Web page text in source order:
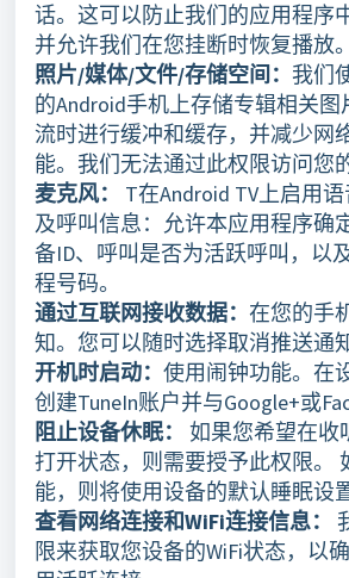
话。这可以防止我们的应用程序
并允许我们在您挂断时恢复播放。
照片/媒体/文件/存储空间： 我们
的Android手机上存储专辑相关
流时进行缓冲和缓存，并减少网
能。我们无法通过此权限访问您
麦克风：
T在Android TV上启用
及呼叫信息：允许本应用程序确
备ID、呼叫是否为活跃呼叫，以
程号码。
通过互联网接收数据： 在您的手
知。您可以随时选择取消推送通
开机时启动： 使用闹钟功能。在
创建TuneIn账户并与Google+或
阻止设备休眠：
如果您希望在收
打开状态，则需要授予此权限。
能，则将使用设备的默认睡眠设
查看网络连接和WiFi连接信息：
限来获取您设备的WiFi状态，以